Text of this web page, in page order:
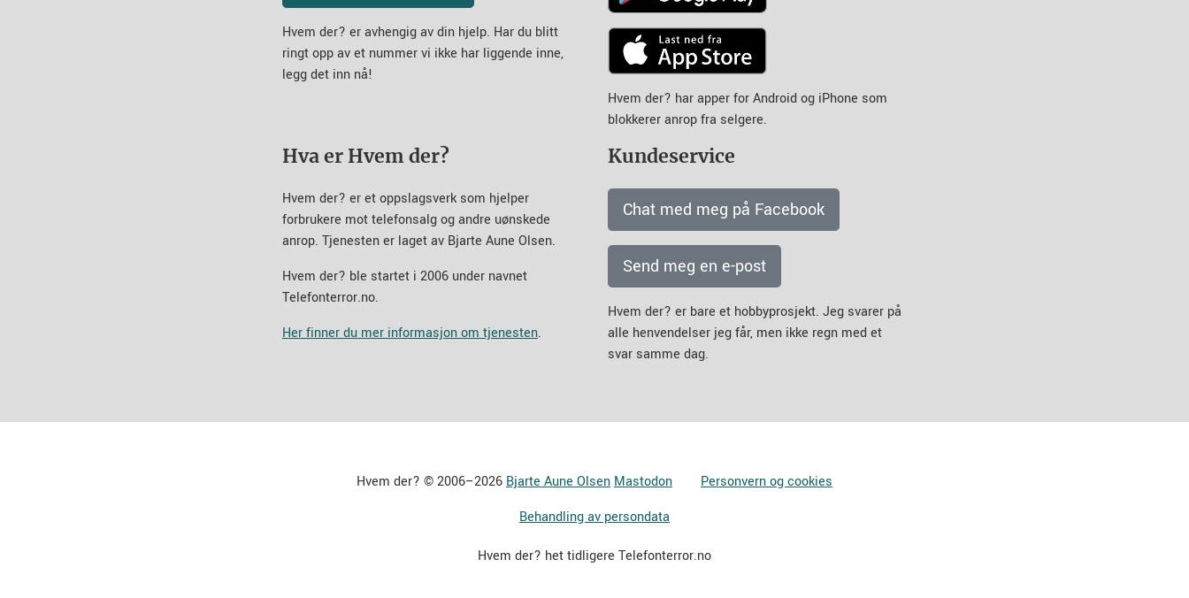
Hvem der? er avhengig av din hjelp. Har du blitt
ringt opp av et nummer vi ikke har liggende inne,
legg det inn nå!
Hvem der? har apper for Android og iPhone som
blokkerer anrop fra selgere.
Hva er Hvem der?
Hvem der? er et oppslagsverk som hjelper
forbrukere mot telefonsalg og andre uønskede
anrop. Tjenesten er laget av Bjarte Aune Olsen.
Hvem der? ble startet i 2006 under navnet
Telefonterror.no.
Her finner du mer informasjon om tjenesten.
Kundeservice
Chat med meg på Facebook
Send meg en e-post
Hvem der? er bare et hobbyprosjekt. Jeg svarer på
alle henvendelser jeg får, men ikke regn med et
svar samme dag.
Hvem der? © 2006–2026 Bjarte Aune Olsen Mastodon
Personvern og cookies
Behandling av persondata
Hvem der? het tidligere Telefonterror.no